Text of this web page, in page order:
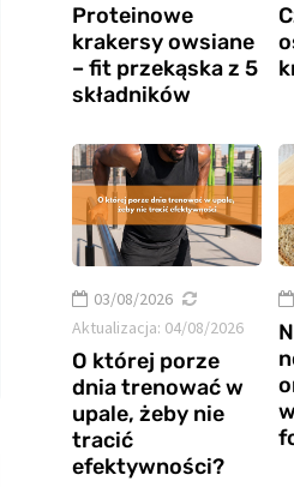
Proteinowe
krakersy owsiane
– fit przekąska z 5
składników
03/08/2026
Aktualizacja: 04/08/2026
O której porze
dnia trenować w
upale, żeby nie
tracić
efektywności?